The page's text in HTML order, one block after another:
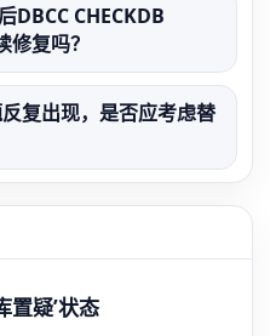
DBCC CHECKDB
修复吗？
复出现，是否应考虑替
置疑’状态